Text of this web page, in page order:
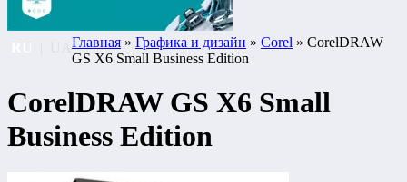
Главная » Графика и дизайн » Corel » CorelDRAW
GS X6 Small Business Edition
CorelDRAW GS X6 Small
Business Edition